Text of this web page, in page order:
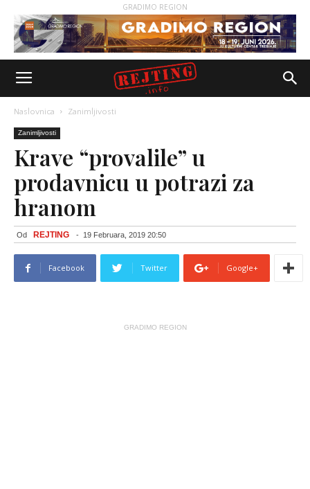
GRADIMO REGION
Naslovnica Zanimljivosti
Zanimljivosti
Krave “provalile” u
prodavnicu u potrazi za
hranom
Od REJTING - 19 Februara, 2019 20:50
Facebook Twitter Google+
GRADIMO REGION